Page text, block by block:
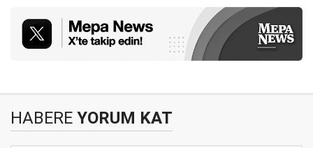
HABERE YORUM KAT